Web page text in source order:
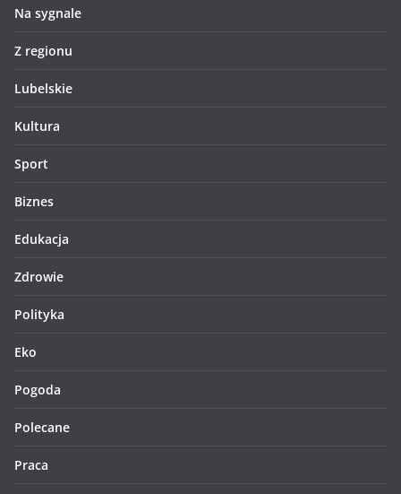
Na sygnale
Z regionu
Lubelskie
Kultura
Sport
Biznes
Edukacja
Zdrowie
Polityka
Eko
Pogoda
Polecane
Praca